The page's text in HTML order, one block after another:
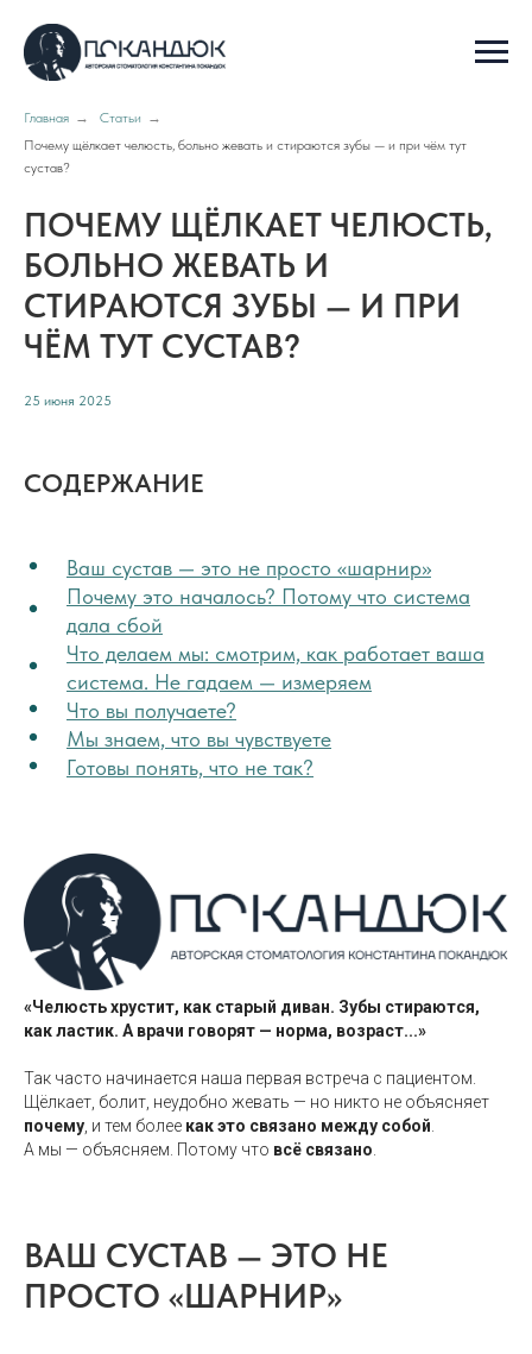
Главная → Статьи →
Почему щёлкает челюсть, больно жевать и стираются зубы — и при чём тут
сустав?
ПОЧЕМУ ЩЁЛКАЕТ ЧЕЛЮСТЬ,
БОЛЬНО ЖЕВАТЬ И
СТИРАЮТСЯ ЗУБЫ — И ПРИ
ЧЁМ ТУТ СУСТАВ?
25 июня 2025
СОДЕРЖАНИЕ
Ваш сустав — это не просто «шарнир»
Почему это началось? Потому что система
дала сбой
Что делаем мы: смотрим, как работает ваша
система. Не гадаем — измеряем
Что вы получаете?
Мы знаем, что вы чувствуете
Готовы понять, что не так?
«Челюсть хрустит, как старый диван. Зубы стираются,
как ластик. А врачи говорят — норма, возраст...»
Так часто начинается наша первая встреча с пациентом.
Щёлкает, болит, неудобно жевать — но никто не объясняет
почему , и тем более как это связано между собой
А мы — объясняем. Потому что всё связано
ВАШ СУСТАВ — ЭТО НЕ
ПРОСТО «ШАРНИР»